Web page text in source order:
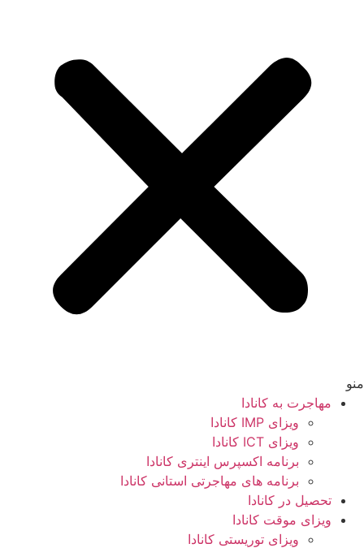
منو
مهاجرت به کانادا
ویزای IMP کانادا
ویزای ICT کانادا
برنامه اکسپرس اینتری کانادا
برنامه های مهاجرتی استانی کانادا
تحصیل در کانادا
ویزای موقت کانادا
ویزای توریستی کانادا